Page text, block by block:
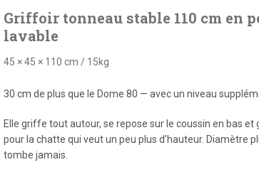
Griffoir tonneau stable 110 cm en
lavable
45 × 45 × 110 cm / 15kg
30 cm de plus que le Dome 80 — avec un niveau
Elle griffe tout autour, se repose sur le coussin en bas
pour la chatte qui veut un peu plus d’hauteur. Diamètre
tombe jamais.